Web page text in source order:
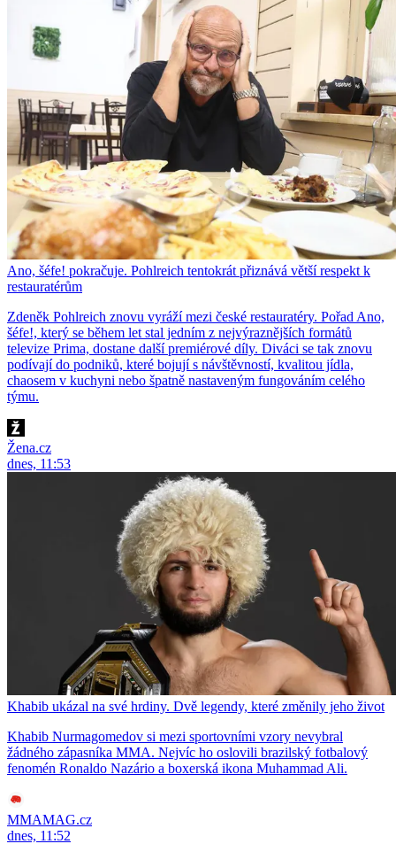
Ano, šéfe! pokračuje. Pohlreich tentokrát přiznává větší respekt k
restauratérům
Zdeněk Pohlreich znovu vyráží mezi české restauratéry. Pořad Ano,
šéfe!, který se během let stal jedním z nejvýraznějších formátů
televize Prima, dostane další premiérové díly. Diváci se tak znovu
podívají do podniků, které bojují s návštěvností, kvalitou jídla,
chaosem v kuchyni nebo špatně nastaveným fungováním celého
týmu.
Žena.cz
dnes, 11:53
Khabib ukázal na své hrdiny. Dvě legendy, které změnily jeho život
Khabib Nurmagomedov si mezi sportovními vzory nevybral
žádného zápasníka MMA. Nejvíc ho oslovili brazilský fotbalový
fenomén Ronaldo Nazário a boxerská ikona Muhammad Ali.
MMAMAG.cz
dnes, 11:52